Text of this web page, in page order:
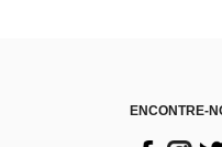
ENCONTRE-